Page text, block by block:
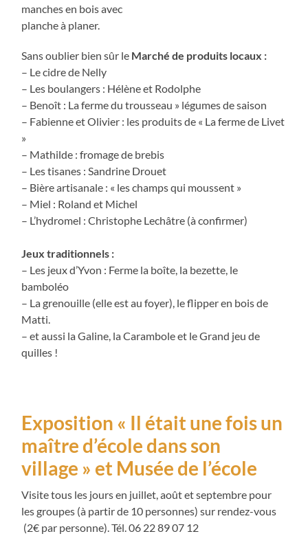
manches en bois avec
planche à planer.
Sans oublier bien sûr le Marché de produits locaux :
– Le cidre de Nelly
– Les boulangers : Hélène et Rodolphe
– Benoît : La ferme du trousseau » légumes de saison
– Fabienne et Olivier : les produits de « La ferme de Livet
»
– Mathilde : fromage de brebis
– Les tisanes : Sandrine Drouet
– Bière artisanale : « les champs qui moussent »
– Miel : Roland et Michel
– L’hydromel : Christophe Lechâtre (à confirmer)
Jeux traditionnels :
– Les jeux d’Yvon : Ferme la boîte, la bezette, le
bamboléo
– La grenouille (elle est au foyer), le flipper en bois de
Matti.
– et aussi la Galine, la Carambole et le Grand jeu de
quilles !
Exposition « Il était une fois un
maître d’école dans son
village » et Musée de l’école
Visite tous les jours en juillet, août et septembre pour
les groupes (à partir de 10 personnes) sur rendez-vous
(2€ par personne). Tél. 06 22 89 07 12